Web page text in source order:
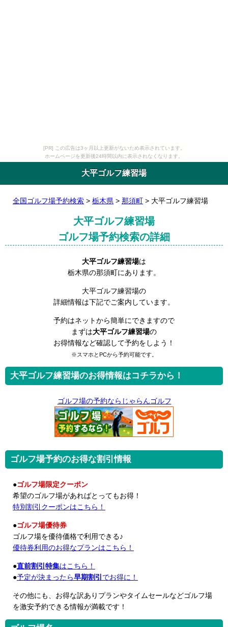
[PR] この広告は3ヶ月以上更新がないため表示されています。
ホームページを更新後24時間以内に表示されなくなります。
大平ゴルフ練習場
全国ゴルフ場予約検索 > 栃木県 > 那須町 > 大平ゴルフ練習場
大平ゴルフ練習場
ゴルフ場予約検索の詳細
大平ゴルフ練習場は
栃木県の那須町にあります。
大平ゴルフ練習場の
詳細情報は下記でご案内しています。
予約はネットから簡単にできますので
まずは大平ゴルフ練習場の
お得情報など確認して予約をしよう！
※スマホとPCから予約可能です。
大平ゴルフ練習場のお得情報はコチラから！
ゴルフ場の予約ならじゃらんゴルフ
ゴルフ場予約のお得な割引情報
●ゴルフ場限定クーポン
希望のゴルフ場があればとってもお得！
特別割引クーポンはこちら！
●ゴルフ場優待券
ゴルフ場を優待価格で利用できる♪
優待券利用のお得なプランはこちら！
●直前割引特集はこちら！
●予定が決まったら早期割引 でお得に！
その他にも、お得な訳ありプランやタイムセールなどゴルフ場
を激安予約できる情報が満載です！